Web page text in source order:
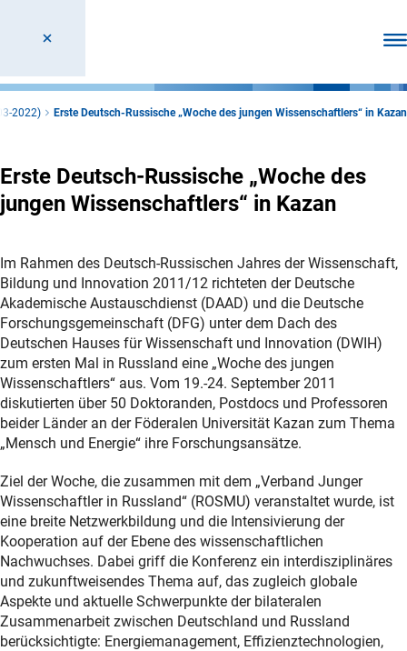
2022) Erste Deutsch-Russische „Woche des jungen Wissenschaftlers“ in Kazan
Erste Deutsch-Russische „Woche des
jungen Wissenschaftlers“ in Kazan
Im Rahmen des Deutsch-Russischen Jahres der Wissenschaft,
Bildung und Innovation 2011/12 richteten der Deutsche
Akademische Austauschdienst (DAAD) und die Deutsche
Forschungsgemeinschaft (DFG) unter dem Dach des
Deutschen Hauses für Wissenschaft und Innovation (DWIH)
zum ersten Mal in Russland eine „Woche des jungen
Wissenschaftlers“ aus. Vom 19.-24. September 2011
diskutierten über 50 Doktoranden, Postdocs und Professoren
beider Länder an der Föderalen Universität Kazan zum Thema
„Mensch und Energie“ ihre Forschungsansätze.
Ziel der Woche, die zusammen mit dem „Verband Junger
Wissenschaftler in Russland“ (ROSMU) veranstaltet wurde, ist
eine breite Netzwerkbildung und die Intensivierung der
Kooperation auf der Ebene des wissenschaftlichen
Nachwuchses. Dabei griff die Konferenz ein interdisziplinäres
und zukunftweisendes Thema auf, das zugleich globale
Aspekte und aktuelle Schwerpunkte der bilateralen
Zusammenarbeit zwischen Deutschland und Russland
berücksichtigte: Energiemanagement, Effizienztechnologien,